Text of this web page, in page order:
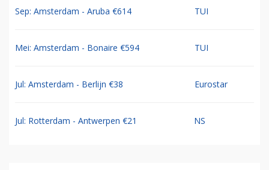
Sep: Amsterdam - Aruba €614 TUI
Mei: Amsterdam - Bonaire €594 TUI
Jul: Amsterdam - Berlijn €38 Eurostar
Jul: Rotterdam - Antwerpen €21 NS